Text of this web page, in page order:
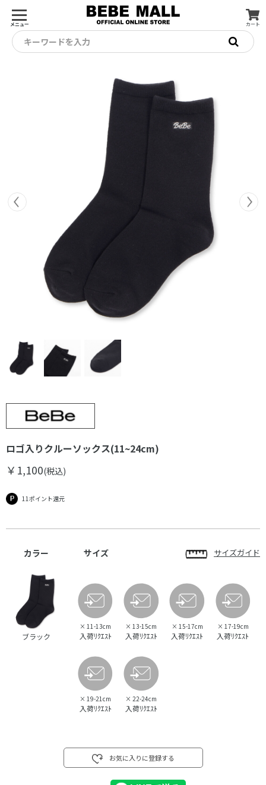
メニュー カート
キーワードを入力
ロゴ入りクルーソックス(11~24cm)
￥1,100(税込)
11ポイント還元
カラー サイズ サイズガイド
ブラック
× 11-13cm
入荷ﾘｸｴｽﾄ
× 13-15cm
入荷ﾘｸｴｽﾄ
× 15-17cm
入荷ﾘｸｴｽﾄ
× 17-19cm
入荷ﾘｸｴｽﾄ
× 19-21cm
入荷ﾘｸｴｽﾄ
× 22-24cm
入荷ﾘｸｴｽﾄ
お気に入りに登録する